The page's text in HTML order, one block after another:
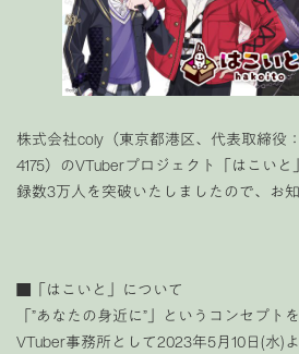
株式会社coly（東京都港区、代表取締役
4175）のVTuberプロジェクト「はこい
録数3万人を突破いたしましたので、お
■「はこいと」について
「”あなたの身近に”」というコンセプト
VTuber事務所として2023年5月10日(水)